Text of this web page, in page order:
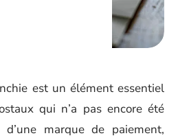
est un élément essentiel
qui n’a pas encore été
marque de paiement,